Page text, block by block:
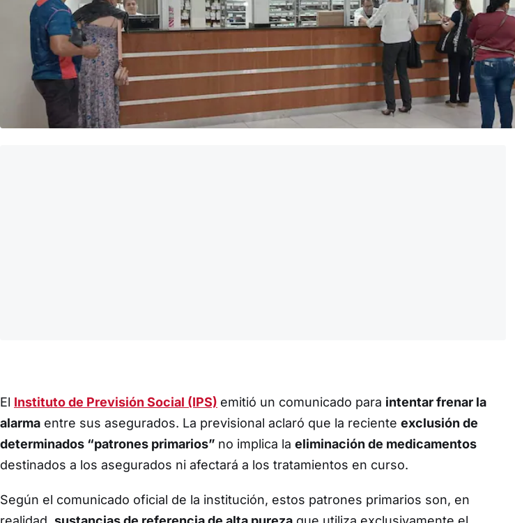
El Instituto de Previsión Social (IPS) emitió un comunicado para intentar frenar la
alarma entre sus asegurados. La previsional aclaró que la reciente exclusión de
determinados “patrones primarios” no implica la eliminación de medicamentos
destinados a los asegurados ni afectará a los tratamientos en curso.
Según el comunicado oficial de la institución, estos patrones primarios son, en